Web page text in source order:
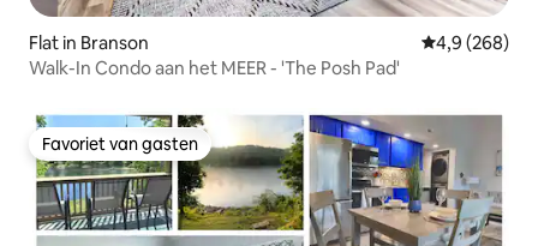
Flat in Branson Gemiddelde
4,9 (268)
Walk-In Condo aan het MEER - 'The Posh Pad'
Favoriet van gasten
Favoriet van gasten